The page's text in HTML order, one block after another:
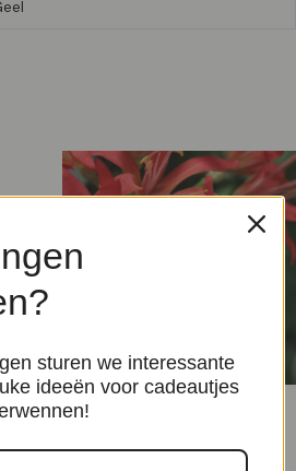
Nerine Lely Kunstbloem 70cm
sturen we interessante
ideeën voor cadeautjes